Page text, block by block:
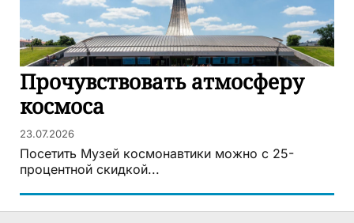
Прочувствовать атмосферу
космоса
23.07.2026
Посетить Музей космонавтики можно с 25-
процентной скидкой...